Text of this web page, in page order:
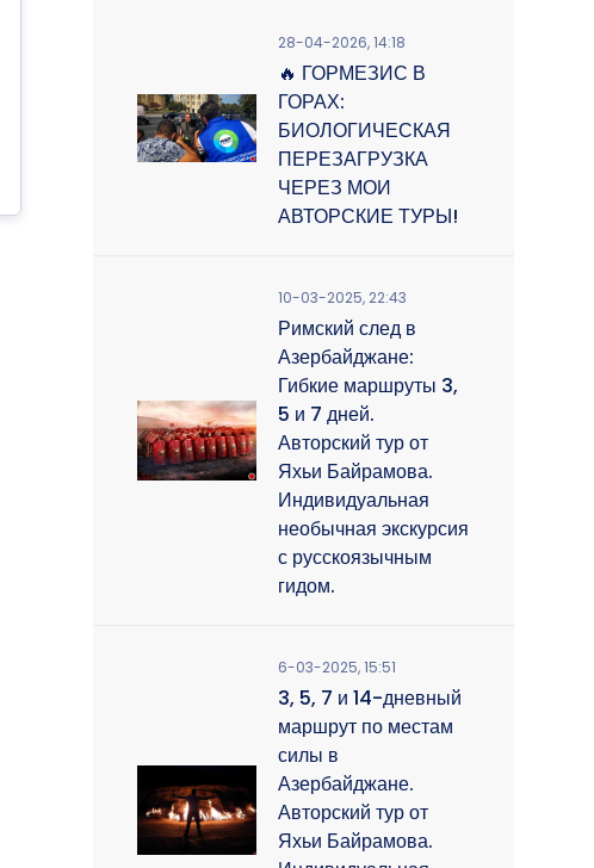
28-04-2026, 14:18
🔥 ГОРМЕЗИС В
ГОРАХ:
БИОЛОГИЧЕСКАЯ
ПЕРЕЗАГРУЗКА
ЧЕРЕЗ МОИ
АВТОРСКИЕ ТУРЫ!
10-03-2025, 22:43
Римский след в
Азербайджане:
Гибкие маршруты 3,
5 и 7 дней.
Авторский тур от
Яхьи Байрамова.
Индивидуальная
необычная экскурсия
с русскоязычным
гидом.
6-03-2025, 15:51
3, 5, 7 и 14-дневный
маршрут по местам
силы в
Азербайджане.
Авторский тур от
Яхьи Байрамова.